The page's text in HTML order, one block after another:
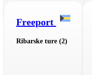
Freeport
Ribarske ture (2)